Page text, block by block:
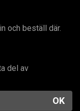
och beställ där.
del av
OK